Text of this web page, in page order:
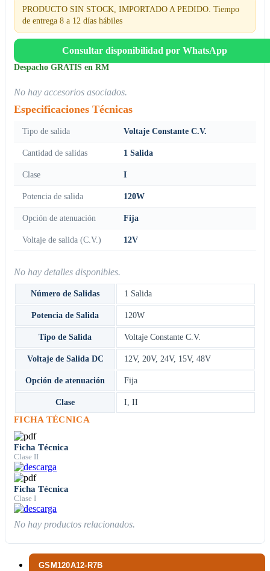
GSM120A12-R7B
PRODUCTO SIN STOCK, IMPORTADO A PEDIDO. Tiempo
de entrega 8 a 12 días hábiles
Consultar disponibilidad por WhatsApp
Despacho GRATIS en RM
No hay accesorios asociados.
Especificaciones Técnicas
Tipo de salida Voltaje Constante C.V.
Cantidad de salidas 1 Salida
Clase I
Potencia de salida 120W
Opción de atenuación Fija
Voltaje de salida (C.V.) 12V
No hay detalles disponibles.
Número de Salidas 1 Salida
Potencia de Salida 120W
Tipo de Salida Voltaje Constante C.V.
Voltaje de Salida DC 12V, 20V, 24V, 15V, 48V
Opción de atenuación Fija
Clase I, II
FICHA TÉCNICA
Ficha Técnica
Clase II
Ficha Técnica
Clase I
No hay productos relacionados.